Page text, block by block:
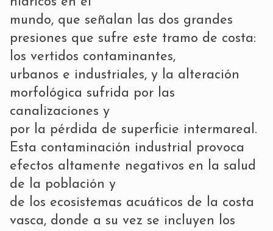
mundo, que señalan las dos grandes
presiones que sufre este tramo de costa:
los vertidos contaminantes,
urbanos e industriales, y la alteración
morfológica sufrida por las
canalizaciones y
por la pérdida de superficie intermareal.
Esta contaminación industrial provoca
efectos altamente negativos en la salud
de la población y
de los ecosistemas acuáticos de la costa
vasca, donde a su vez se incluyen los